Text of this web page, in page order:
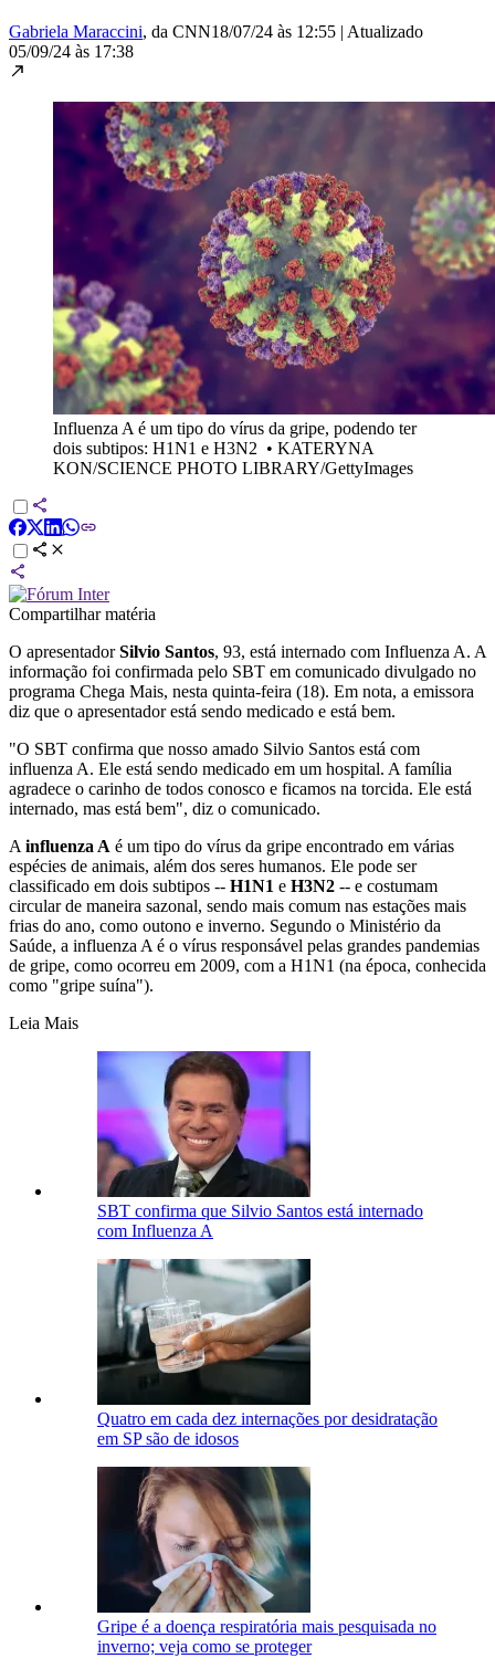
Gabriela Maraccini, da CNN18/07/24 às 12:55 | Atualizado
05/09/24 às 17:38
Influenza A é um tipo do vírus da gripe, podendo ter
dois subtipos: H1N1 e H3N2 • KATERYNA
KON/SCIENCE PHOTO LIBRARY/GettyImages
Compartilhar matéria
O apresentadorSilvio Santos, 93, está internado com Influenza A. A
informação foi confirmada pelo SBT em comunicado divulgado no
programa Chega Mais, nesta quinta-feira (18). Em nota, a emissora
diz que o apresentador está sendo medicado e está bem.
"O SBT confirma que nosso amado Silvio Santos está com
influenza A. Ele está sendo medicado em um hospital. A família
agradece o carinho de todos conosco e ficamos na torcida. Ele está
internado, mas está bem", diz o comunicado.
A influenza A é um tipo do vírus da gripe encontrado em várias
espécies de animais, além dos seres humanos. Ele pode ser
classificado em dois subtipos -- H1N1 e H3N2 -- e costumam
circular de maneira sazonal, sendo mais comum nas estações mais
frias do ano, como outono e inverno. Segundo o Ministério da
Saúde, a influenza A é o vírus responsável pelas grandes pandemias
de gripe, como ocorreu em 2009, com a H1N1 (na época, conhecida
como "gripe suína").
Leia Mais
SBT confirma que Silvio Santos está internado
com Influenza A
Quatro em cada dez internações por desidratação
em SP são de idosos
Gripe é a doença respiratória mais pesquisada no
inverno; veja como se proteger